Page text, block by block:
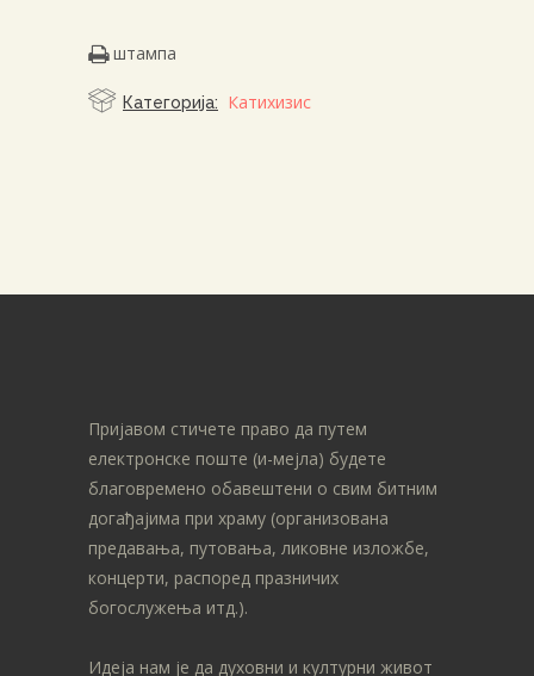
штампа
Категорија: Катихизис
Пријавом стичете право да путем
електронске поште (и-мејла) будете
благовремено обавештени о свим битним
догађајима при храму (организована
предавања, путовања, ликовне изложбе,
концерти, распоред празничих
богослужења итд.).
Идеја нам је да духовни и културни живот